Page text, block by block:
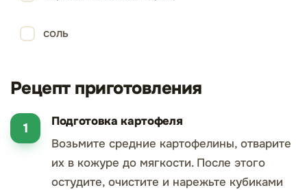
соль
Рецепт приготовления
Подготовка картофеля
Возьмите средние картофелины, отварите
их в кожуре до мягкости. После этого
остудите, очистите и нарежьте кубиками